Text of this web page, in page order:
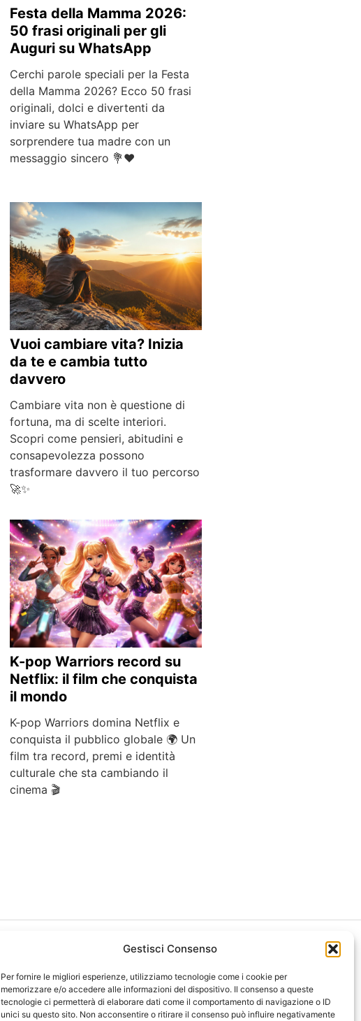
Gestisci Consenso
Per fornire le migliori esperienze, utilizziamo tecnologie come i cookie per
memorizzare e/o accedere alle informazioni del dispositivo. Il consenso a queste
tecnologie ci permetterà di elaborare dati come il comportamento di navigazione o ID
unici su questo sito. Non acconsentire o ritirare il consenso può influire negativamente
Festa della Mamma 2026:
50 frasi originali per gli
Auguri su WhatsApp
Cerchi parole speciali per la Festa
della Mamma 2026? Ecco 50 frasi
originali, dolci e divertenti da
inviare su WhatsApp per
sorprendere tua madre con un
messaggio sincero 💐❤️
Vuoi cambiare vita? Inizia
da te e cambia tutto
davvero
Cambiare vita non è questione di
fortuna, ma di scelte interiori.
Scopri come pensieri, abitudini e
consapevolezza possono
trasformare davvero il tuo percorso
🚀✨
K-pop Warriors record su
Netflix: il film che conquista
il mondo
K-pop Warriors domina Netflix e
conquista il pubblico globale 🌍 Un
film tra record, premi e identità
culturale che sta cambiando il
cinema 🎬
Copyright 2026 NotiziePlus.com